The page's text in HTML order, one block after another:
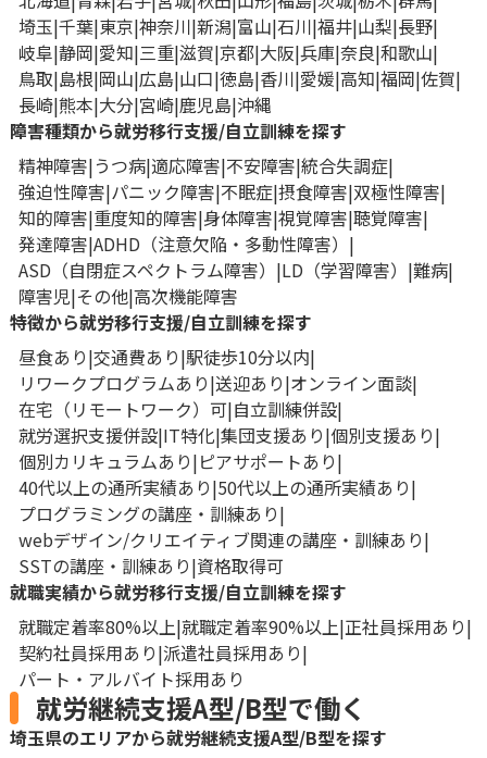
埼玉 千葉 東京 神奈川 新潟 富山 石川 福井 山梨 長野
岐阜 静岡 愛知 三重 滋賀 京都 大阪 兵庫 奈良 和歌山
鳥取 島根 岡山 広島 山口 徳島 香川 愛媛 高知 福岡 佐賀
長崎 熊本 大分 宮崎 鹿児島 沖縄
障害種類から就労移行支援/自立訓練を探す
精神障害 うつ病 適応障害 不安障害 統合失調症
強迫性障害 パニック障害 不眠症 摂食障害 双極性障害
知的障害 重度知的障害 身体障害 視覚障害 聴覚障害
発達障害 ADHD（注意欠陥・多動性障害）
ASD（自閉症スペクトラム障害）
LD（学習障害）
難病
障害児 その他 高次機能障害
特徴から就労移行支援/自立訓練を探す
昼食あり 交通費あり 駅徒歩10分以内
リワークプログラムあり 送迎あり オンライン面談
在宅（リモートワーク）可 自立訓練併設
就労選択支援併設 IT特化 集団支援あり 個別支援あり
個別カリキュラムあり ピアサポートあり
40代以上の通所実績あり 50代以上の通所実績あり
プログラミングの講座・訓練あり
webデザイン/クリエイティブ関連の講座・訓練あり
SSTの講座・訓練あり 資格取得可
就職実績から就労移行支援/自立訓練を探す
就職定着率80%以上 就職定着率90%以上 正社員採用あり
契約社員採用あり 派遣社員採用あり
パート・アルバイト採用あり
就労継続支援A型/B型で働く
埼玉県のエリアから就労継続支援A型/B型を探す